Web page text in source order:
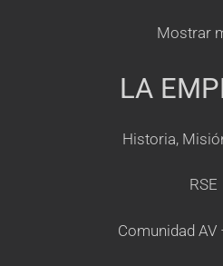
Mostrar
LA
Historia,
RSE
Comunidad AV